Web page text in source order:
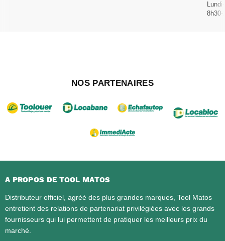
8h30-
NOS PARTENAIRES
A PROPOS DE TOOL MATOS
Distributeur officiel, agréé des plus grandes marques, Tool Matos
entretient des relations de partenariat privilégiées avec les grands
fournisseurs qui lui permettent de pratiquer les meilleurs prix du
marché.